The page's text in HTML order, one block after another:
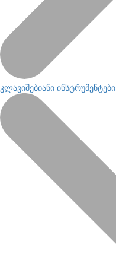
კლავიშებიანი ინსტრუმენტები